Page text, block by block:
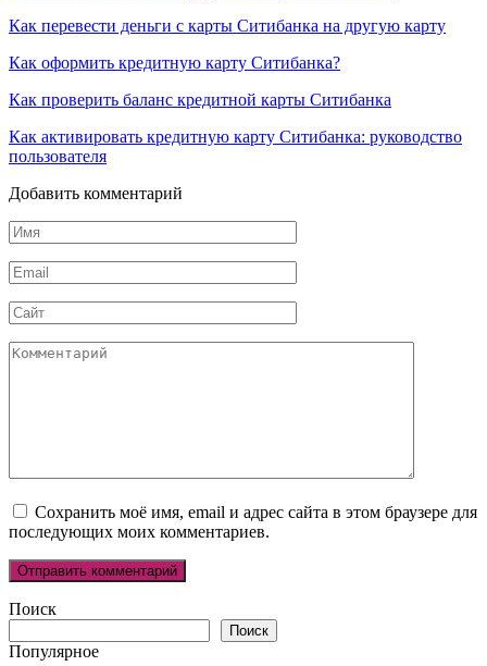
Как перевести деньги с карты Ситибанка на другую карту
Как оформить кредитную карту Ситибанка?
Как проверить баланс кредитной карты Ситибанка
Как активировать кредитную карту Ситибанка: руководство
пользователя
Добавить комментарий
Имя
*
Email
*
Сайт
Комментарий
Сохранить моё имя, email и адрес сайта в этом браузере для
последующих моих комментариев.
Поиск
Поиск
Популярное